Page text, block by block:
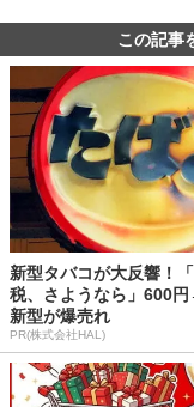
この記事
新型タバコが大反響！
税、さようなら」600
新型が爆売れ
PR(株式会社HAL)